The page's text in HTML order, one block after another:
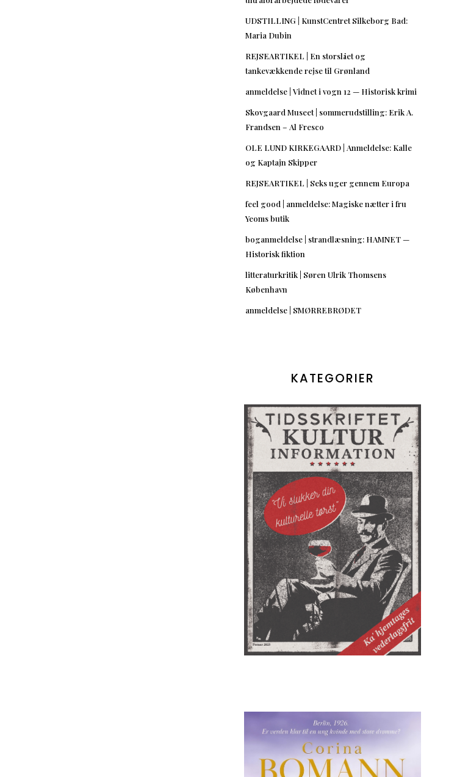
UDSTILLING | KunstCentret Silkeborg Bad:
Maria Dubin
REJSEARTIKEL | En storslået og
tankevækkende rejse til Grønland
anmeldelse | Vidnet i vogn 12 — Historisk krimi
Skovgaard Museet | sommerudstilling: Erik A.
Frandsen – Al Fresco
OLE LUND KIRKEGAARD | Anmeldelse: Kalle
og Kaptajn Skipper
REJSEARTIKEL | Seks uger gennem Europa
feel good | anmeldelse: Magiske nætter i fru
Yeoms butik
boganmeldelse | strandlæsning: HAMNET —
Historisk fiktion
litteraturkritik | Søren Ulrik Thomsens
København
anmeldelse | SMØRREBRØDET
KATEGORIER